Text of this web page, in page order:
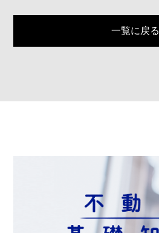
一覧に戻る